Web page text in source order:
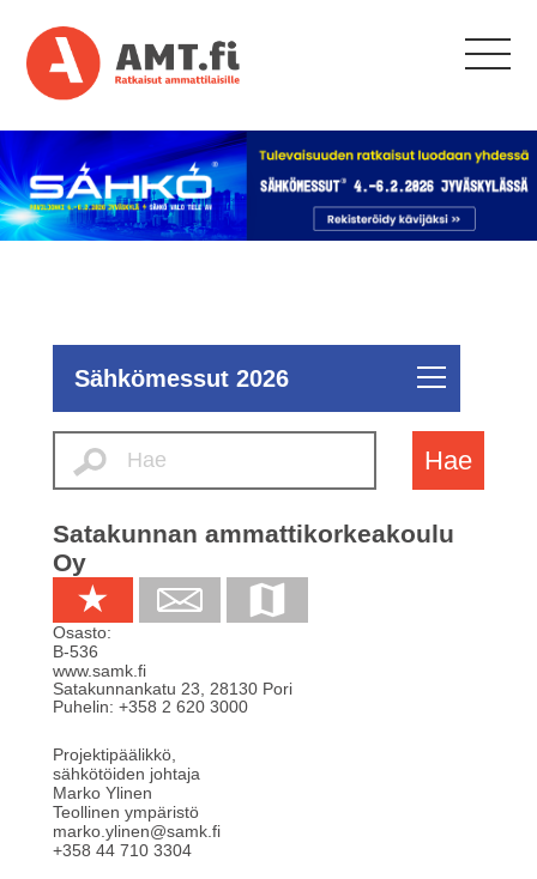
Sähkömessut 2026
Hae
Satakunnan ammattikorkeakoulu
Oy
Osasto:
B-536
www.samk.fi
Satakunnankatu 23
28130 Pori
Puhelin: +358 2 620 3000
Projektipäälikkö,
sähkötöiden johtaja
Marko Ylinen
Teollinen ympäristö
marko.ylinen@samk.fi
+358 44 710 3304